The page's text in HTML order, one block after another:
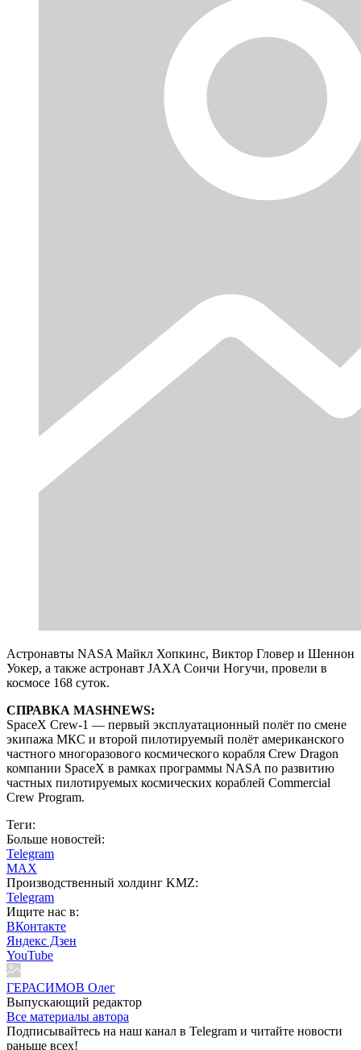
Астронавты NASA Майкл Хопкинс, Виктор Гловер и Шеннон
Уокер, а также астронавт JAXA Соичи Ногучи, провели в
космосе 168 суток.
СПРАВКА MASHNEWS:
SpaceX Crew-1 — первый эксплуатационный полёт по смене
экипажа МКС и второй пилотируемый полёт американского
частного многоразового космического корабля Crew Dragon
компании SpaceX в рамках программы NASA по развитию
частных пилотируемых космических кораблей Commercial
Crew Program.
Теги:
Больше новостей:
Telegram
MAX
Производственный холдинг KMZ:
Telegram
Ищите нас в:
ВКонтакте
Яндекс Дзен
YouTube
ГЕРАСИМОВ Олег
Выпускающий редактор
Все материалы автора
Подписывайтесь на наш канал в Telegram и читайте новости
раньше всех!